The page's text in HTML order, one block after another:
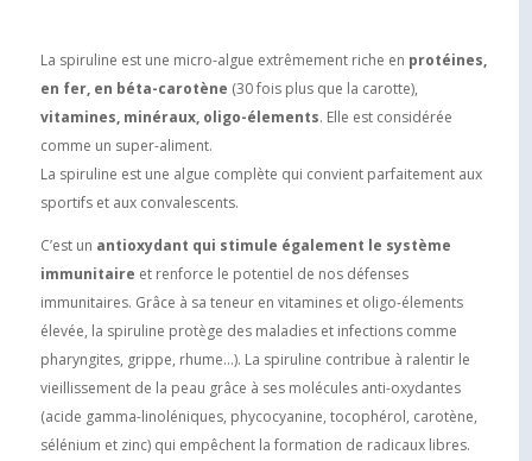
La spiruline est une micro-algue extrêmement riche en protéines,
en fer, en béta-carotène (30 fois plus que la carotte),
vitamines, minéraux, oligo-élements. Elle est considérée
comme un super-aliment.
La spiruline est une algue complète qui convient parfaitement aux
sportifs et aux convalescents.
C’est un antioxydant qui stimule également le système
immunitaire et renforce le potentiel de nos défenses
immunitaires. Grâce à sa teneur en vitamines et oligo-élements
élevée, la spiruline protège des maladies et infections comme
pharyngites, grippe, rhume…). La spiruline contribue à ralentir le
vieillissement de la peau grâce à ses molécules anti-oxydantes
(acide gamma-linoléniques, phycocyanine, tocophérol, carotène,
sélénium et zinc) qui empêchent la formation de radicaux libres.